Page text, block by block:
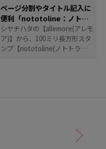
ページ分割やタイトル記入に
便利「nototoline：ノトト
ライン」
シヤチハタの【allemore(アレモ
ア)】から、100ミリ長方形スタ
ンプ【nototoline(ノトトライ